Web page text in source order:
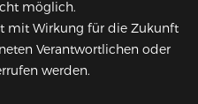
möglich.
mit Wirkung für die Zukunft
Verantwortlichen oder
werden.